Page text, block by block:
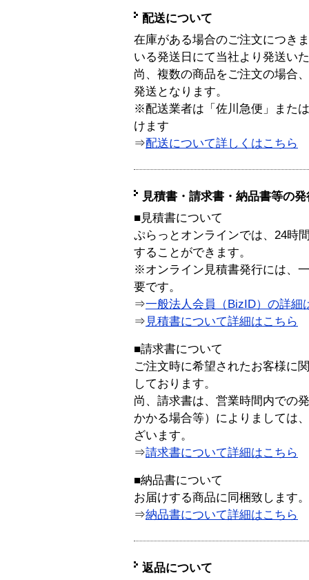
配送について
在庫がある場合のご注文につき
いる発送日にて当社より発送い
尚、複数の商品をご注文の場合
発送となります。
※配送業者は「佐川急便」また
けます
⇒配送について詳しくはこちら
見積書・請求書・納品書等の
■見積書について
ぷらっとオンラインでは、24時
することができます。
※オンライン見積書発行には、
要です。
⇒一般法人会員（BizID）の詳細
⇒ 見積書について詳細はこちら
■請求書について
ご注文時に希望されたお客様に
しております。
尚、請求書は、営業時間内での
かかる場合等）によりましては
ざいます。
⇒請求書について詳細はこちら
■納品書について
お届けする商品に同梱致します。
⇒納品書について詳細はこちら
返品について